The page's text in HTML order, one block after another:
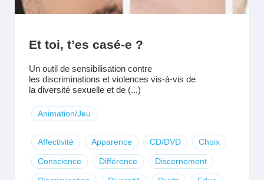
Et toi, t’es casé-e ?
Un outil de sensibilisation contre
les discriminations et violences vis-à-vis de
la diversité sexuelle et de (...)
Animation/Jeu
Affectivité Apparence CD/DVD Choix
Conscience Différence Discernement